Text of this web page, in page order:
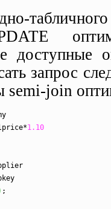
доступные
запрос
semi-join
1.10
;